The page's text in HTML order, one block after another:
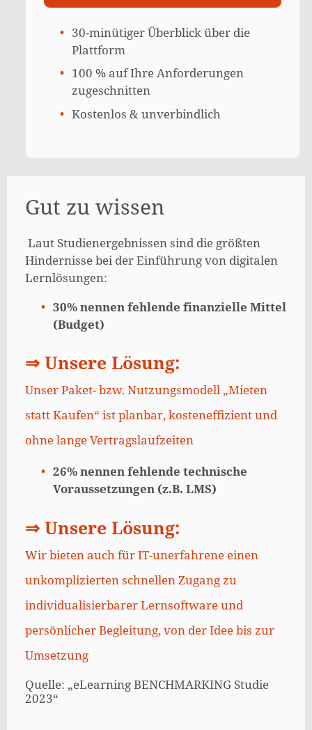
30-minütiger Überblick über die
Plattform
100 % auf Ihre Anforderungen
zugeschnitten
Kostenlos & unverbindlich
Gut zu wissen
Laut Studienergebnissen sind die größten
Hindernisse bei der Einführung von digitalen
Lernlösungen:
30% nennen fehlende finanzielle Mittel
(Budget)
⇒ Unsere Lösung:
Unser Paket- bzw. Nutzungsmodell „Mieten
statt Kaufen“ ist planbar, kosteneffizient und
ohne lange Vertragslaufzeiten
26% nennen fehlende technische
Voraussetzungen (z.B. LMS)
⇒ Unsere Lösung:
Wir bieten auch für IT-unerfahrene einen
unkomplizierten schnellen Zugang zu
individualisierbarer Lernsoftware und
persönlicher Begleitung, von der Idee bis zur
Umsetzung
Quelle: „eLearning BENCHMARKING Studie
2023“